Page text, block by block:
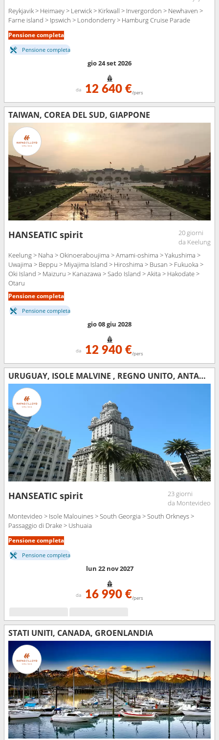
Reykjavik > Heimaey > Lerwick > Kirkwall > Invergordon > Newhaven >
Farne island > Ipswich > Londonderry > Hamburg Cruise Parade
Pensione completa
Pensione completa
gio 24 set 2026
da 12 640 €/pers
TAIWAN, COREA DEL SUD, GIAPPONE
HANSEATIC spirit
20 giorni
da Keelung
Keelung > Naha > Okinoeraboujima > Amami-oshima > Yakushima >
Uwajima > Beppu > Miyajima Island > Hiroshima > Busan > Fukuoka >
Oki Island > Maizuru > Kanazawa > Sado Island > Akita > Hakodate >
Otaru
Pensione completa
Pensione completa
gio 08 giu 2028
da 12 940 €/pers
URUGUAY, ISOLE MALVINE , REGNO UNITO, ANTARTICO, ARGENTINA
HANSEATIC spirit
23 giorni
da Montevideo
Montevideo > Isole Malouines > South Georgia > South Orkneys >
Passaggio di Drake > Ushuaia
Pensione completa
Pensione completa
lun 22 nov 2027
da 16 990 €/pers
STATI UNITI, CANADA, GROENLANDIA